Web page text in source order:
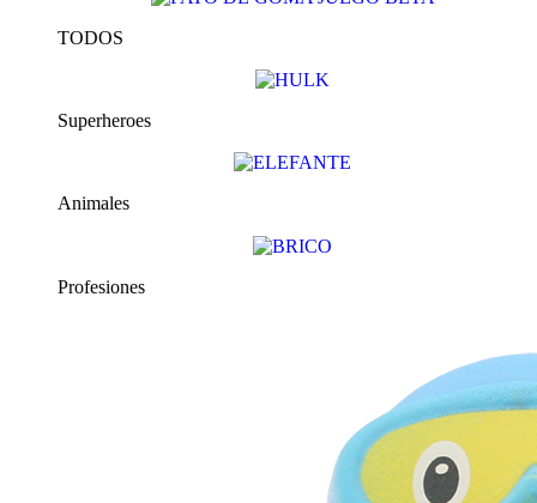
TODOS
Superheroes
Animales
Profesiones